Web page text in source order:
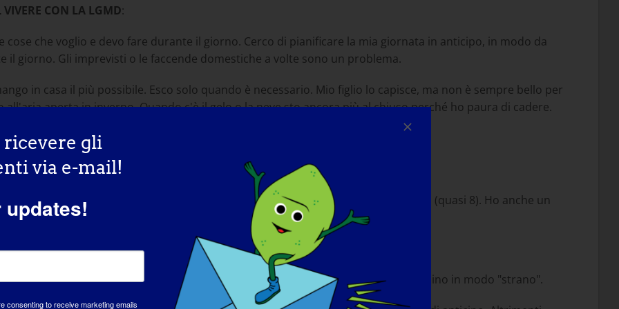
CON LA LGMD:
cose che voglio e devo fare durante il giorno. Cerco di pianificare la mia giornata in anticipo, in modo da
il giorno. Gli imprevisti o le faccende domestiche a volte sono un problema.
in casa il più possibile. Esco solo quando è necessario. Mio figlio lo capisce, ma non è sempre bello per
aperta in inverno. Quando c'è il gelo o la neve sto ancora più al chiuso perché ho paura di cadere.
corto...?
dall'Olanda alla Danimarca 15 anni fa. Ho una bella moglie e un figlio di 7 anni (quasi 8). Ho anche un
(La Danimarca cerca di aiutare i disabili dove può).
LA PERSONA CHE È OGGI:
ha detto che potrò farlo per sempre J, ma a volte sono un po' instabile e cammino in modo "strano".
gli
via e-mail!
consenting to receive marketing emails